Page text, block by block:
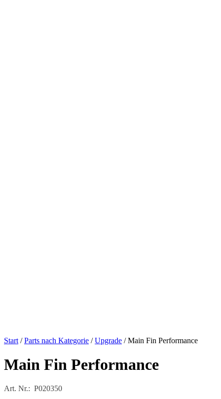
Start /Parts nach Kategorie /Upgrade / Main Fin Performance
Main Fin Performance
Art. Nr.: P020350